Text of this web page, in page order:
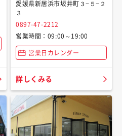
愛媛県新居浜市坂井町３−５−２
３
0897-47-2212
営業時間：09:00～19:00
営業日カレンダー
詳しくみる